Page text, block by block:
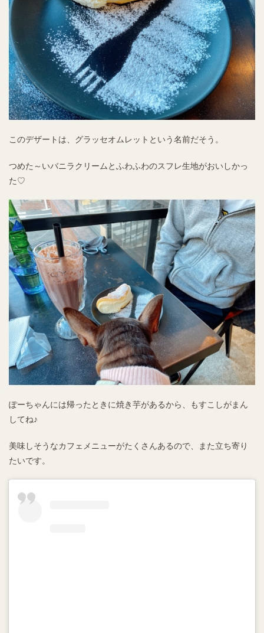
このデザートは、グラッセオムレットという名前だそう。
つめた～いバニラクリームとふわふわのスフレ生地がおいしかっ
た♡
ぽーちゃんには帰ったときに焼き芋があるから、もすこしがまん
してね♪
美味しそうなカフェメニューがたくさんあるので、また立ち寄り
たいです。